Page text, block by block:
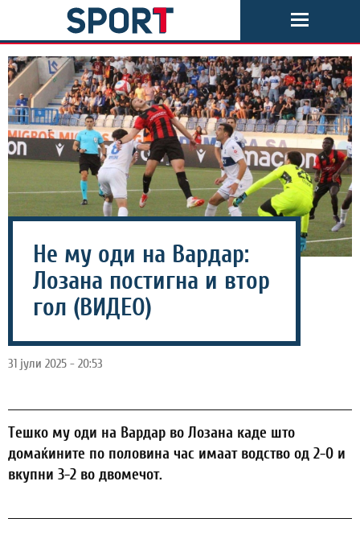
Не му оди на Вардар:
Лозана постигна и втор
гол (ВИДЕО)
31 јули 2025 - 20:53
Тешко му оди на Вардар во Лозана каде што
домаќините по половина час имаат водство од 2-0 и
вкупни 3-2 во двомечот.